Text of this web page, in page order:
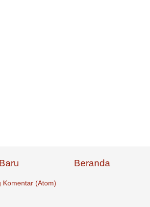
Beranda
Komentar (Atom)